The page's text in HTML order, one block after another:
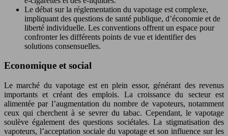
Le débat sur la réglementation du vapotage est complexe,
impliquant des questions de santé publique, d’économie et de
liberté individuelle. Les conventions offrent un espace pour
confronter les différents points de vue et identifier des
solutions consensuelles.
Economique et social
Le marché du vapotage est en plein essor, générant des revenus
importants et créant des emplois. La croissance du secteur est
alimentée par l’augmentation du nombre de vapoteurs, notamment
ceux qui cherchent à se sevrer du tabac. Cependant, le vapotage
soulève également des questions sociétales. La stigmatisation des
vapoteurs, l’acceptation sociale du vapotage et son influence sur les